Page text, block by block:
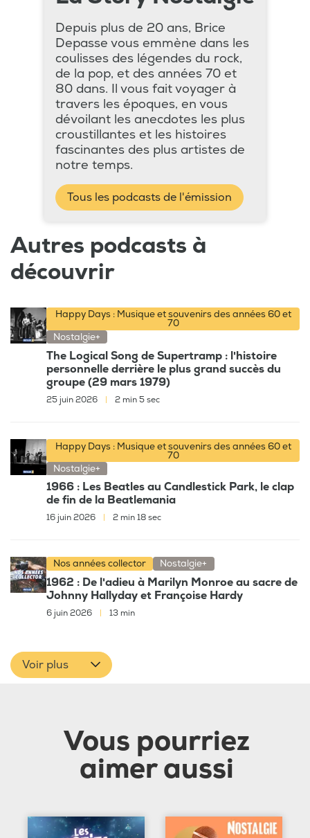
Depuis plus de 20 ans, Brice
Depasse vous emmène dans les
coulisses des légendes du rock,
de la pop, et des années 70 et
80 dans. Il vous fait voyager à
travers les époques, en vous
dévoilant les anecdotes les plus
croustillantes et les histoires
fascinantes des plus artistes de
notre temps.
Tous les podcasts de l'émission
Autres podcasts à
découvrir
Happy Days : Musique et souvenirs des années 60 et
70
Nostalgie+
The Logical Song de Supertramp : l'histoire
personnelle derrière le plus grand succès du
groupe (29 mars 1979)
25 juin 2026 2 min 5 sec
Happy Days : Musique et souvenirs des années 60 et
70
Nostalgie+
1966 : Les Beatles au Candlestick Park, le clap
de fin de la Beatlemania
16 juin 2026 2 min 18 sec
Nos années collector Nostalgie+
1962 : De l'adieu à Marilyn Monroe au sacre de
Johnny Hallyday et Françoise Hardy
6 juin 2026 13 min
Voir plus
Vous pourriez
aimer aussi